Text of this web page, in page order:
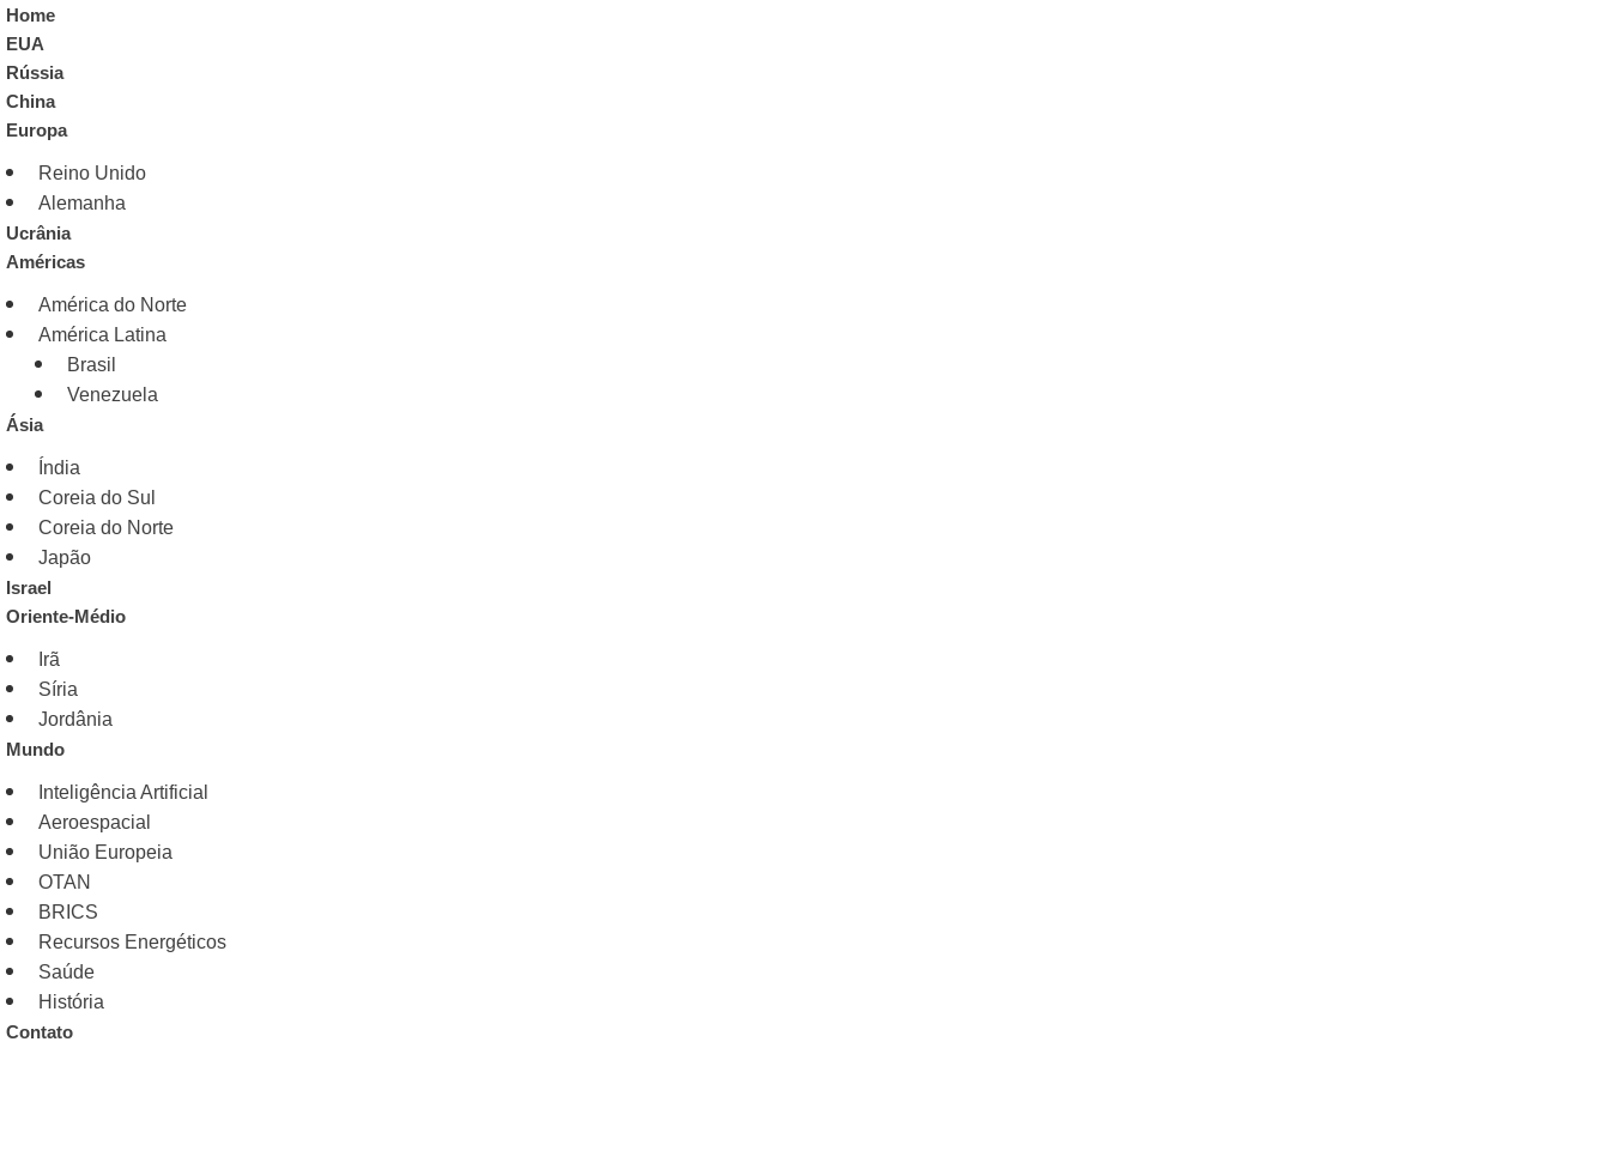
Home
EUA
Rússia
China
Europa
Reino Unido
Alemanha
Ucrânia
Américas
América do Norte
América Latina
Brasil
Venezuela
Ásia
Índia
Coreia do Sul
Coreia do Norte
Japão
Israel
Oriente-Médio
Irã
Síria
Jordânia
Mundo
Inteligência Artificial
Aeroespacial
União Europeia
OTAN
BRICS
Recursos Energéticos
Saúde
História
Contato